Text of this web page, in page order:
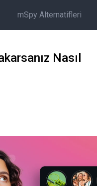
mSpy Alternatifleri
Nasıl